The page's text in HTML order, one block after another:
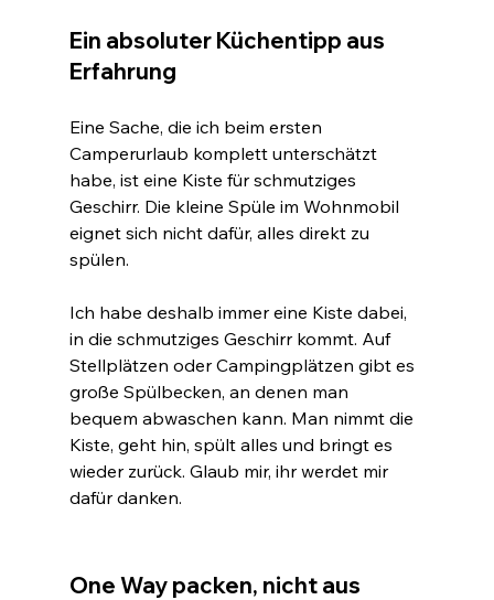
Ein absoluter Küchentipp aus
Erfahrung
Eine Sache, die ich beim ersten
Camperurlaub komplett unterschätzt
habe, ist eine Kiste für schmutziges
Geschirr. Die kleine Spüle im Wohnmobil
eignet sich nicht dafür, alles direkt zu
spülen.
Ich habe deshalb immer eine Kiste dabei,
in die schmutziges Geschirr kommt. Auf
Stellplätzen oder Campingplätzen gibt es
große Spülbecken, an denen man
bequem abwaschen kann. Man nimmt die
Kiste, geht hin, spült alles und bringt es
wieder zurück. Glaub mir, ihr werdet mir
dafür danken.
One Way packen, nicht aus